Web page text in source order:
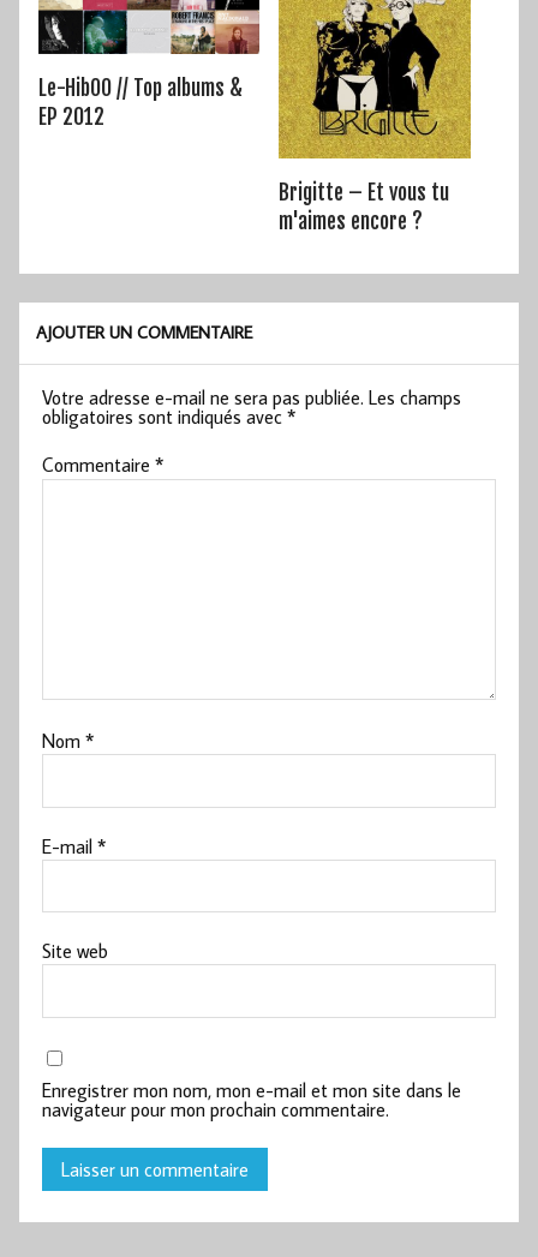
Le-HibOO // Top albums &
EP 2012
Brigitte – Et vous tu
m'aimes encore ?
AJOUTER UN COMMENTAIRE
Votre adresse e-mail ne sera pas publiée. Les champs
obligatoires sont indiqués avec*
Commentaire*
Nom*
E-mail*
Site web
Enregistrer mon nom, mon e-mail et mon site dans le
navigateur pour mon prochain commentaire.